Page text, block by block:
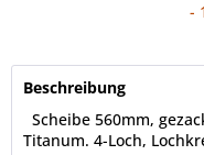
-
Beschreibung
Scheibe 560mm,
Titanum. 4-Loch,